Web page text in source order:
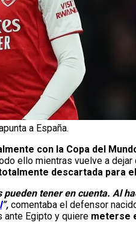
a España.
con la Copa del
ello mientras vuelve a
descartada para
tener en cuenta. Al
”, comentaba el defensor
ante Egipto y quiere meterse